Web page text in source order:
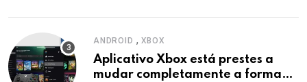
ANDROID , XBOX
Aplicativo Xbox está prestes a
mudar completamente a forma